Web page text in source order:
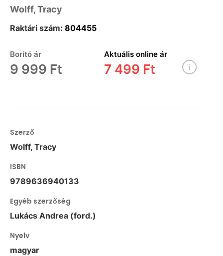
Wolff, Tracy
Raktári szám: 804455
Borító ár
9 999 Ft
Aktuális online ár
7 499 Ft
Szerző
Wolff, Tracy
ISBN
9789636940133
Egyéb szerzőség
Lukács Andrea (ford.)
Nyelv
magyar